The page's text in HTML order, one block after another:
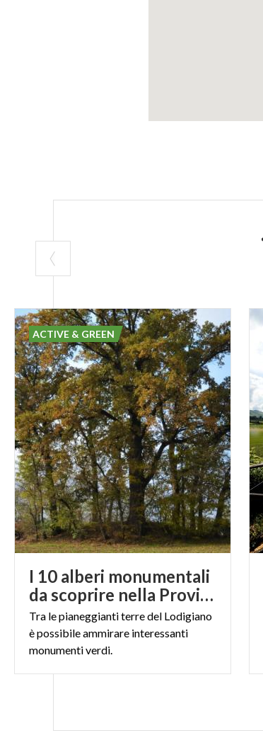
I 10 alberi monumentali
da scoprire nella Provincia di Lodi
Tra le pianeggianti terre del Lodigiano
è possibile ammirare interessanti
monumenti verdi.
ACTIVE & GREEN